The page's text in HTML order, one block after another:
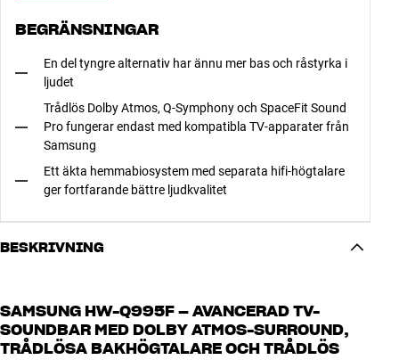
BEGRÄNSNINGAR
En del tyngre alternativ har ännu mer bas och råstyrka i
ljudet
Trådlös Dolby Atmos, Q-Symphony och SpaceFit Sound
Pro fungerar endast med kompatibla TV-apparater från
Samsung
Ett äkta hemmabiosystem med separata hifi-högtalare
ger fortfarande bättre ljudkvalitet
BESKRIVNING
SAMSUNG HW-Q995F – AVANCERAD TV-
SOUNDBAR MED DOLBY ATMOS-SURROUND,
TRÅDLÖSA BAKHÖGTALARE OCH TRÅDLÖS